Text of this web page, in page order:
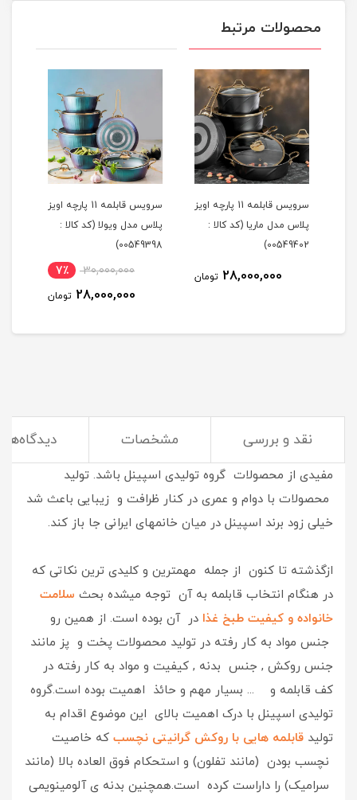
محصولات مرتبط
سرویس قابلمه 11 پارچه اویز
پلاس مدل ماریا (کد کالا :
00549402)
28,000,000 تومان
سرویس قابلمه 11 پارچه اویز
پلاس مدل ویولا (کد کالا :
00549398)
30,000,000 7٪
28,000,000 تومان
نقد و بررسی مشخصات دیدگاه‌ها
خوش نام , با کیفیت و پرطرفدار
میتواند معرفی مختصر و
مفیدی از محصولات گروه تولیدی اسپینل باشد. تولید
محصولات با دوام و عمری در کنار ظرافت و زیبایی باعث شد
خیلی زود برند اسپینل در میان خانمهای ایرانی جا باز کند.
ازگذشته تا کنون از جمله مهمترین و کلیدی ترین نکاتی که
در هنگام انتخاب قابلمه به آن توجه میشده بحث سلامت
خانواده و کیفیت طبخ غذا در آن بوده است. از همین رو
جنس مواد به کار رفته در تولید محصولات پخت و پز مانند
جنس روکش , جنس بدنه , کیفیت و مواد به کار رفته در
کف قابلمه و ... بسیار مهم و حائذ اهمیت بوده است.گروه
تولیدی اسپینل با درک اهمیت بالای این موضوع اقدام به
تولید قابلمه هایی با روکش گرانیتی نچسب که خاصیت
نچسب بودن (مانند تفلون) و استحکام فوق العاده بالا (مانند
سرامیک) را داراست کرده است.همچنین بدنه ی آلومینویمی